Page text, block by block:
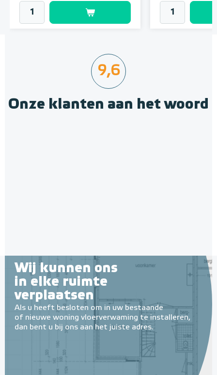
9,6
Onze klanten aan het woord
Wij kunnen ons
in elke ruimte
verplaatsen
Als u heeft besloten om in uw bestaande
of nieuwe woning vloerverwaming te installeren,
dan bent u bij ons aan het juiste adres.